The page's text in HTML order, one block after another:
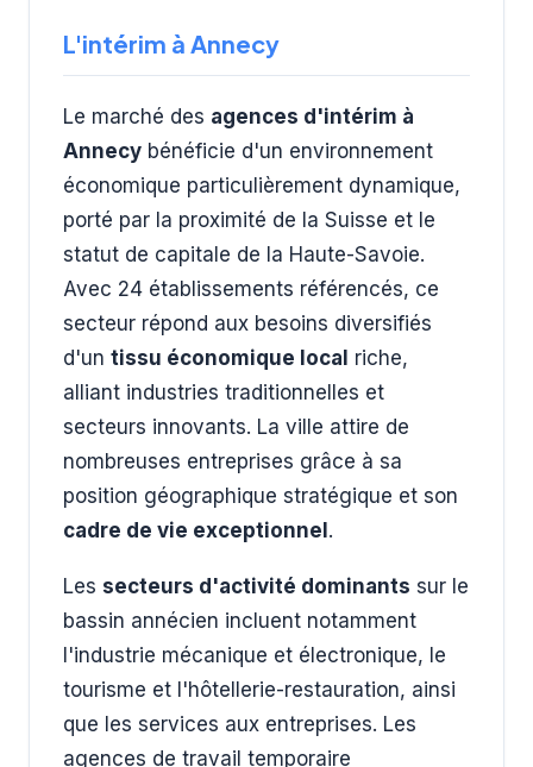
L'intérim à Annecy
Le marché des agences d'intérim à
Annecy bénéficie d'un environnement
économique particulièrement dynamique,
porté par la proximité de la Suisse et le
statut de capitale de la Haute-Savoie.
Avec 24 établissements référencés, ce
secteur répond aux besoins diversifiés
d'un tissu économique local riche,
alliant industries traditionnelles et
secteurs innovants. La ville attire de
nombreuses entreprises grâce à sa
position géographique stratégique et son
cadre de vie exceptionnel .
Les secteurs d'activité dominants sur le
bassin annécien incluent notamment
l'industrie mécanique et électronique, le
tourisme et l'hôtellerie-restauration, ainsi
que les services aux entreprises. Les
agences de travail temporaire